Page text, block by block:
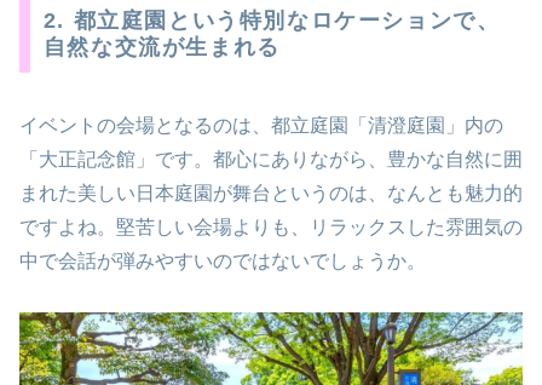
2. 都立庭園という特別なロケーションで、
自然な交流が生まれる
イベントの会場となるのは、都立庭園「清澄庭園」内の
「大正記念館」です。都心にありながら、豊かな自然に囲
まれた美しい日本庭園が舞台というのは、なんとも魅力的
ですよね。堅苦しい会場よりも、リラックスした雰囲気の
中で会話が弾みやすいのではないでしょうか。